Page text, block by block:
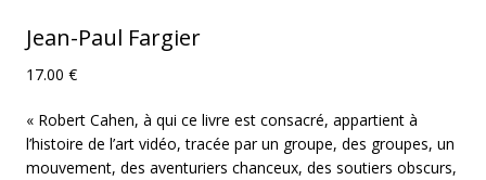
Jean-Paul Fargier
17.00 €
« Robert Cahen, à qui ce livre est consacré, appartient à
l’histoire de l’art vidéo, tracée par un groupe, des groupes, un
mouvement, des aventuriers chanceux, des soutiers obscurs,